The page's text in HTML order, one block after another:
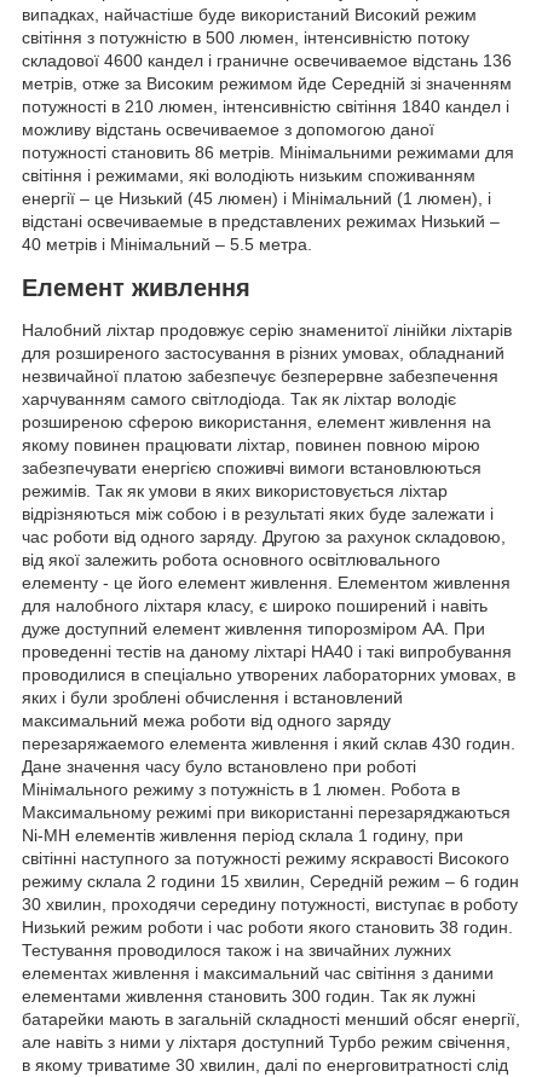
випадках, найчастіше буде використаний Високий режим
світіння з потужністю в 500 люмен, інтенсивністю потоку
складової 4600 кандел і граничне освечиваемое відстань 136
метрів, отже за Високим режимом йде Середній зі значенням
потужності в 210 люмен, інтенсивністю світіння 1840 кандел і
можливу відстань освечиваемое з допомогою даної
потужності становить 86 метрів. Мінімальними режимами для
світіння і режимами, які володіють низьким споживанням
енергії – це Низький (45 люмен) і Мінімальний (1 люмен), і
відстані освечиваемые в представлених режимах Низький –
40 метрів і Мінімальний – 5.5 метра.
Елемент живлення
Налобний ліхтар продовжує серію знаменитої лінійки ліхтарів
для розширеного застосування в різних умовах, обладнаний
незвичайної платою забезпечує безперервне забезпечення
харчуванням самого світлодіода. Так як ліхтар володіє
розширеною сферою використання, елемент живлення на
якому повинен працювати ліхтар, повинен повною мірою
забезпечувати енергією споживчі вимоги встановлюються
режимів. Так як умови в яких використовується ліхтар
відрізняються між собою і в результаті яких буде залежати і
час роботи від одного заряду. Другою за рахунок складовою,
від якої залежить робота основного освітлювального
елементу - це його елемент живлення. Елементом живлення
для налобного ліхтаря класу, є широко поширений і навіть
дуже доступний елемент живлення типорозміром АА. При
проведенні тестів на даному ліхтарі HA40 і такі випробування
проводилися в спеціально утворених лабораторних умовах, в
яких і були зроблені обчислення і встановлений
максимальний межа роботи від одного заряду
перезаряжаемого елемента живлення і який склав 430 годин.
Дане значення часу було встановлено при роботі
Мінімального режиму з потужність в 1 люмен. Робота в
Максимальному режимі при використанні перезаряджаються
Ni-MH елементів живлення період склала 1 годину, при
світінні наступного за потужності режиму яскравості Високого
режиму склала 2 години 15 хвилин, Середній режим – 6 годин
30 хвилин, проходячи середину потужності, виступає в роботу
Низький режим роботи і час роботи якого становить 38 годин.
Тестування проводилося також і на звичайних лужних
елементах живлення і максимальний час світіння з даними
елементами живлення становить 300 годин. Так як лужні
батарейки мають в загальній складності менший обсяг енергії,
але навіть з ними у ліхтаря доступний Турбо режим свічення,
в якому триватиме 30 хвилин, далі по енерговитратності слід